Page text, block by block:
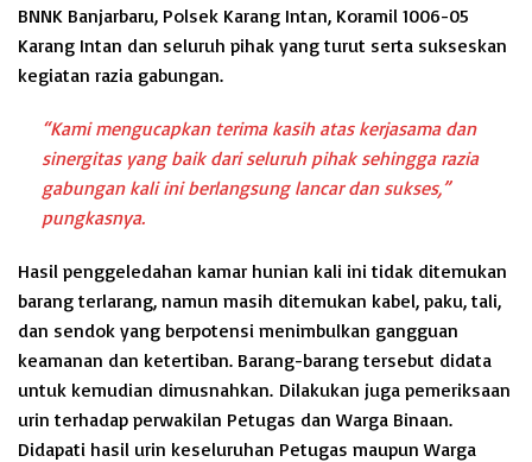
BNNK Banjarbaru, Polsek Karang Intan, Koramil 1006-05
Karang Intan dan seluruh pihak yang turut serta sukseskan
kegiatan razia gabungan.
“Kami mengucapkan terima kasih atas kerjasama dan
sinergitas yang baik dari seluruh pihak sehingga razia
gabungan kali ini berlangsung lancar dan sukses,”
pungkasnya.
Hasil penggeledahan kamar hunian kali ini tidak ditemukan
barang terlarang, namun masih ditemukan kabel, paku, tali,
dan sendok yang berpotensi menimbulkan gangguan
keamanan dan ketertiban. Barang-barang tersebut didata
untuk kemudian dimusnahkan. Dilakukan juga pemeriksaan
urin terhadap perwakilan Petugas dan Warga Binaan.
Didapati hasil urin keseluruhan Petugas maupun Warga